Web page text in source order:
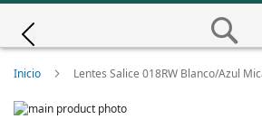
Saltar
Contenido
Inicio Lentes Salice 018RW Blanco/Azul
Skip
Giro
Iscali